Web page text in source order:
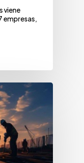
viene
empresas,